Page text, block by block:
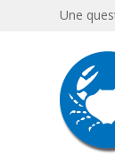
Une